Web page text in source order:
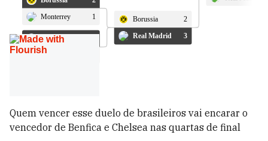
Quem vencer esse duelo de brasileiros vai encarar o
vencedor de Benfica e Chelsea nas quartas de final